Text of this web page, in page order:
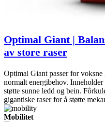
Optimal Giant |
av store raser
Optimal Giant passer for voksne
normalt energibehov.
støtte sunne ledd og bein.
gigantiske raser for å støtte
Mobilitet